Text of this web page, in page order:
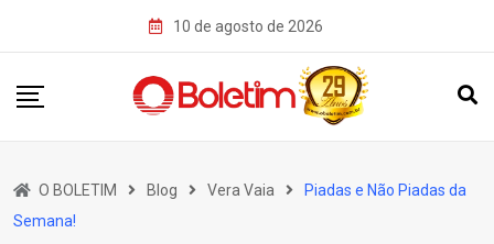
10 de agosto de 2026
O BOLETIM Blog Vera Vaia
Piadas e Não Piadas da
Semana!